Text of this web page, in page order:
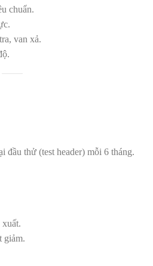
chuẩn.
van xả.
đầu thử (test header) mỗi 6 tháng.
xuất.
giảm.